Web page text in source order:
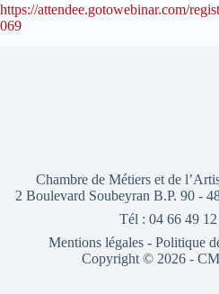
https://attendee.gotowebinar.com/
069
Chambre de Métiers et de
2 Boulevard Soubeyran B.P. 90 -
Tél : 04 66 49
Mentions légales- Politique
Copyright © 2026 -